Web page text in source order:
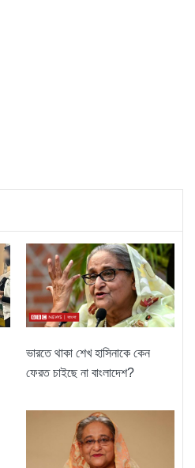
ভারতে থাকা শেখ হাসিনাকে কেন
ফেরত চাইছে না বাংলাদেশ?